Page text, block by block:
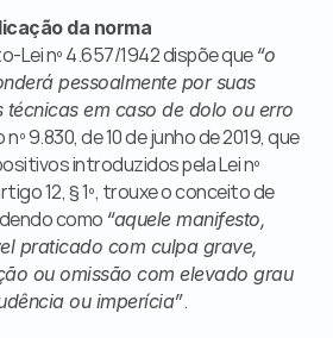
da norma
Lei nº 4.657/1942 dispõe que “o
pessoalmente por suas
técnicas em caso de dolo ou erro
9.830, de 10 de junho de 2019, que
introduzidos pela Lei nº
12, § 1º, trouxe o conceito de
como “aquele manifesto,
praticado com culpa grave,
ou omissão com elevado grau
ou imperícia”.